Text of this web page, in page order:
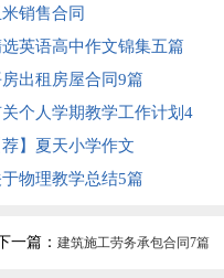
销售合同
英语高中作文锦集五篇
出租房屋合同9篇
个人学期教学工作计划4
荐】夏天小学作文
于物理教学总结5篇
一篇： 建筑施工劳务承包合同7篇